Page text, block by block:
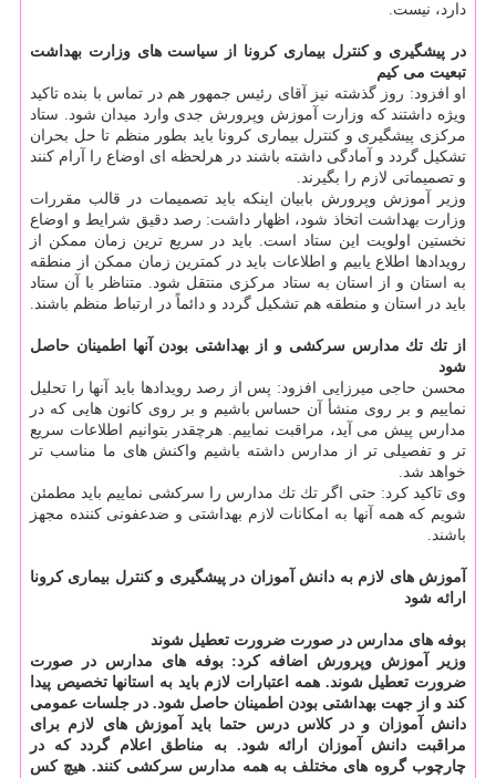
دارد، نیست.
در پیشگیری و كنترل بیماری كرونا از سیاست های وزارت بهداشت
تبعیت می كیم
او افزود: روز گذشته نیز آقای رئیس جمهور هم در تماس با بنده تاكید
ویژه داشتند كه وزارت آموزش وپرورش جدی وارد میدان شود. ستاد
مركزی پیشگیری و كنترل بیماری كرونا باید بطور منظم تا حل بحران
تشكیل گردد و آمادگی داشته باشند در هرلحظه ای اوضاع را آرام كنند
و تصمیماتی لازم را بگیرند.
وزیر آموزش وپرورش بابیان اینكه باید تصمیمات در قالب مقررات
وزارت بهداشت اتخاذ شود، اظهار داشت: رصد دقیق شرایط و اوضاع
نخستین اولویت این ستاد است. باید در سریع ترین زمان ممكن از
رویدادها اطلاع یابیم و اطلاعات باید در كمترین زمان ممكن از منطقه
به استان و از استان به ستاد مركزی منتقل شود. متناظر با آن ستاد
باید در استان و منطقه هم تشكیل گردد و دائماً در ارتباط منظم باشند.
از تك تك مدارس سركشی و از بهداشتی بودن آنها اطمینان حاصل
شود
محسن حاجی میرزایی افزود: پس از رصد رویدادها باید آنها را تحلیل
نماییم و بر روی منشأ آن حساس باشیم و بر روی كانون هایی كه در
مدارس پیش می آید، مراقبت نماییم. هرچقدر بتوانیم اطلاعات سریع
تر و تفصیلی تر از مدارس داشته باشیم واكنش های ما مناسب تر
خواهد شد.
وی تاكید كرد: حتی اگر تك تك مدارس را سركشی نماییم باید مطمئن
شویم كه همه آنها به امكانات لازم بهداشتی و ضدعفونی كننده مجهز
باشند.
آموزش های لازم به دانش آموزان در پیشگیری و كنترل بیماری كرونا
ارائه شود
بوفه های مدارس در صورت ضرورت تعطیل شوند
وزیر آموزش وپرورش اضافه كرد: بوفه های مدارس در صورت
ضرورت تعطیل شوند. همه اعتبارات لازم باید به استانها تخصیص پیدا
كند و از جهت بهداشتی بودن اطمینان حاصل شود. در جلسات عمومی
دانش آموزان و در كلاس درس حتما باید آموزش های لازم برای
مراقبت دانش آموزان ارائه شود. به مناطق اعلام گردد كه در
چارچوب گروه های مختلف به همه مدارس سركشی كنند. هیچ كس